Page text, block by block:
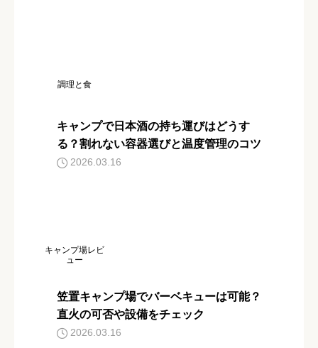
調理と食
キャンプで日本酒の持ち運びはどうす
る？割れない容器選びと温度管理のコツ
2026.03.16
キャンプ場レビ
ュー
笠置キャンプ場でバーベキューは可能？
直火の可否や設備をチェック
2026.03.16